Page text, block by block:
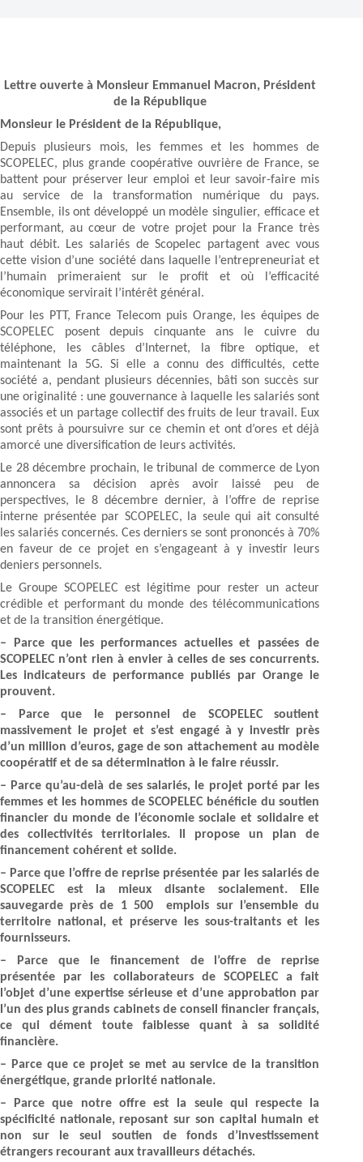
Lettre ouverte à Monsieur Emmanuel Macron, Président
de la République
Monsieur le Président de la République,
Depuis plusieurs mois, les femmes et les hommes de
SCOPELEC, plus grande coopérative ouvrière de France, se
battent pour préserver leur emploi et leur savoir-faire mis
au service de la transformation numérique du pays.
Ensemble, ils ont développé un modèle singulier, efficace et
performant, au cœur de votre projet pour la France très
haut débit. Les salariés de Scopelec partagent avec vous
cette vision d’une société dans laquelle l’entrepreneuriat et
l’humain primeraient sur le profit et où l’efficacité
économique servirait l’intérêt général.
Pour les PTT, France Telecom puis Orange, les équipes de
SCOPELEC posent depuis cinquante ans le cuivre du
téléphone, les câbles d’Internet, la fibre optique, et
maintenant la 5G. Si elle a connu des difficultés, cette
société a, pendant plusieurs décennies, bâti son succès sur
une originalité : une gouvernance à laquelle les salariés sont
associés et un partage collectif des fruits de leur travail. Eux
sont prêts à poursuivre sur ce chemin et ont d’ores et déjà
amorcé une diversification de leurs activités.
Le 28 décembre prochain, le tribunal de commerce de Lyon
annoncera sa décision après avoir laissé peu de
perspectives, le 8 décembre dernier, à l’offre de reprise
interne présentée par SCOPELEC, la seule qui ait consulté
les salariés concernés. Ces derniers se sont prononcés à 70%
en faveur de ce projet en s’engageant à y investir leurs
deniers personnels.
Le Groupe SCOPELEC est légitime pour rester un acteur
crédible et performant du monde des télécommunications
et de la transition énergétique.
– Parce que les performances actuelles et passées de
SCOPELEC n’ont rien à envier à celles de ses concurrents.
Les indicateurs de performance publiés par Orange le
prouvent.
– Parce que le personnel de SCOPELEC soutient
massivement le projet et s’est engagé à y investir près
d’un million d’euros, gage de son attachement au modèle
coopératif et de sa détermination à le faire réussir.
– Parce qu’au-delà de ses salariés, le projet porté par les
femmes et les hommes de SCOPELEC bénéficie du soutien
financier du monde de l’économie sociale et solidaire et
des collectivités territoriales. Il propose un plan de
financement cohérent et solide.
– Parce que l’offre de reprise présentée par les salariés de
SCOPELEC est la mieux disante socialement. Elle
sauvegarde près de 1 500 emplois sur l’ensemble du
territoire national, et préserve les sous-traitants et les
fournisseurs.
– Parce que le financement de l’offre de reprise
présentée par les collaborateurs de SCOPELEC a fait
l’objet d’une expertise sérieuse et d’une approbation par
l’un des plus grands cabinets de conseil financier français,
ce qui dément toute faiblesse quant à sa solidité
financière.
– Parce que ce projet se met au service de la transition
énergétique, grande priorité nationale.
– Parce que notre offre est la seule qui respecte la
spécificité nationale, reposant sur son capital humain et
non sur le seul soutien de fonds d’investissement
étrangers recourant aux travailleurs détachés.